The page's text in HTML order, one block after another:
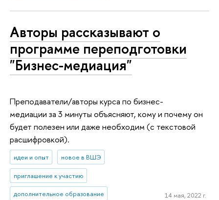
Авторы рассказывают о
программе переподготовки
"Бизнес-медиация"
Преподаватели/авторы курса по бизнес-
медиации за 3 минуты объясняют, кому и почему он
будет полезен или даже необходим (с текстовой
расшифровкой).
идеи и опыт новое в ВШЭ
приглашение к участию
дополнительное образование 14 мая, 2022 г.